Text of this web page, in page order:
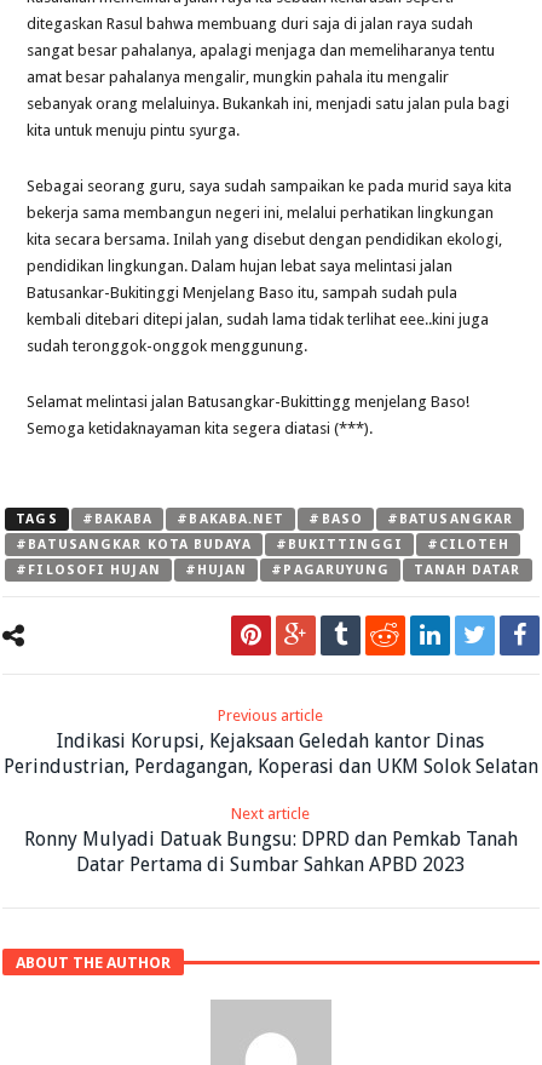
ditegaskan Rasul bahwa membuang duri saja di jalan raya sudah
sangat besar pahalanya, apalagi menjaga dan memeliharanya tentu
amat besar pahalanya mengalir, mungkin pahala itu mengalir
sebanyak orang melaluinya. Bukankah ini, menjadi satu jalan pula bagi
kita untuk menuju pintu syurga.
Sebagai seorang guru, saya sudah sampaikan ke pada murid saya kita
bekerja sama membangun negeri ini, melalui perhatikan lingkungan
kita secara bersama. Inilah yang disebut dengan pendidikan ekologi,
pendidikan lingkungan. Dalam hujan lebat saya melintasi jalan
Batusankar-Bukitinggi Menjelang Baso itu, sampah sudah pula
kembali ditebari ditepi jalan, sudah lama tidak terlihat eee..kini juga
sudah teronggok-onggok menggunung.
Selamat melintasi jalan Batusangkar-Bukittingg menjelang Baso!
Semoga ketidaknayaman kita segera diatasi (***).
TAGS #BAKABA #BAKABA.NET #BASO
#BATUSANGKAR
#BATUSANGKAR KOTA BUDAYA
#BUKITTINGGI
#CILOTEH
#FILOSOFI HUJAN
#HUJAN #PAGARUYUNG TANAH DATAR
Previous article
Indikasi Korupsi, Kejaksaan Geledah kantor Dinas
Perindustrian, Perdagangan, Koperasi dan UKM Solok Selatan
Next article
Ronny Mulyadi Datuak Bungsu: DPRD dan Pemkab Tanah
Datar Pertama di Sumbar Sahkan APBD 2023
ABOUT THE AUTHOR